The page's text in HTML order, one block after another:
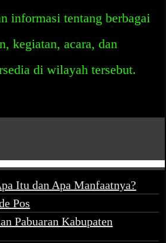
informasi tentang berbagai
kegiatan, acara, dan
di wilayah tersebut.
Itu dan Apa Manfaatnya?
Pos
Pabuaran Kabupaten